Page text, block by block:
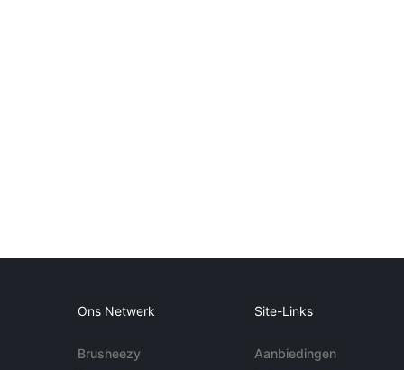
Ons Netwerk
Brusheezy
Site-Links
Aanbiedingen